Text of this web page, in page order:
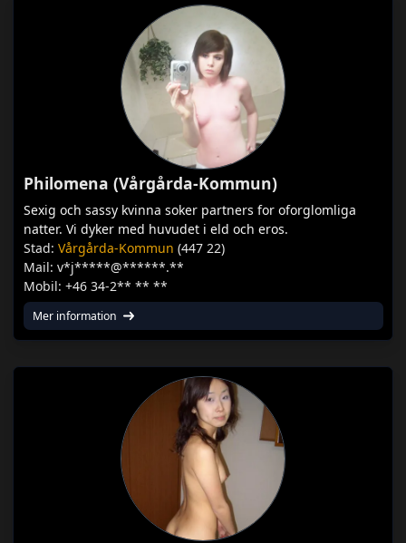
Philomena (Vårgårda-Kommun)
Sexig och sassy kvinna soker partners for oforglomliga
natter. Vi dyker med huvudet i eld och eros.
Stad: Vårgårda-Kommun (447 22)
Mail: v*j*****@******.**
Mobil: +46 34-2** ** **
Mer information